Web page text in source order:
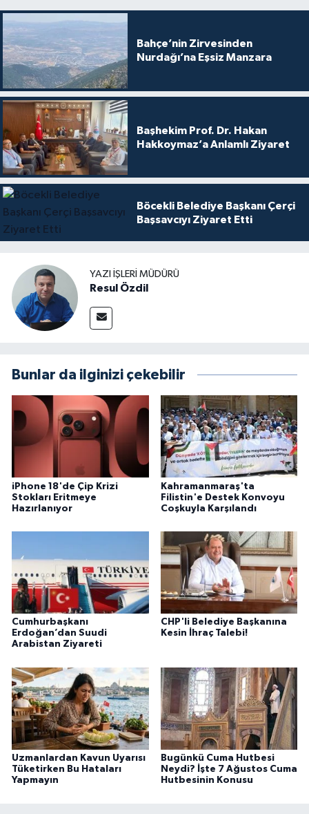
Bahçe’nin Zirvesinden
Nurdağı’na Eşsiz Manzara
Başhekim Prof. Dr. Hakan
Hakkoymaz’a Anlamlı Ziyaret
Böcekli Belediye Başkanı Çerçi
Başsavcıyı Ziyaret Etti
YAZI İŞLERI MÜDÜRÜ
Resul Özdil
Bunlar da ilginizi çekebilir
iPhone 18'de Çip Krizi
Stokları Eritmeye
Hazırlanıyor
Kahramanmaraş'ta
Filistin'e Destek Konvoyu
Coşkuyla Karşılandı
Cumhurbaşkanı
Erdoğan’dan Suudi
Arabistan Ziyareti
CHP'li Belediye Başkanına
Kesin İhraç Talebi!
Uzmanlardan Kavun Uyarısı
Tüketirken Bu Hataları
Yapmayın
Bugünkü Cuma Hutbesi
Neydi? İşte 7 Ağustos Cuma
Hutbesinin Konusu